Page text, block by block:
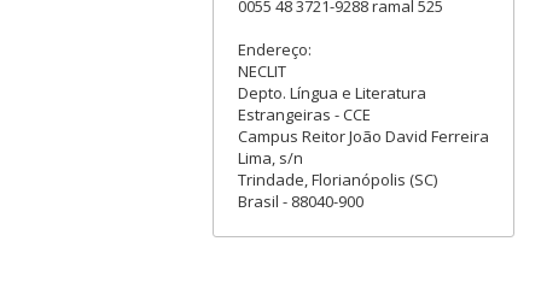
0055 48 3721-9288 ramal 525
Endereço:
NECLIT
Depto. Língua e Literatura
Estrangeiras - CCE
Campus Reitor João David Ferreira
Lima, s/n
Trindade, Florianópolis (SC)
Brasil - 88040-900